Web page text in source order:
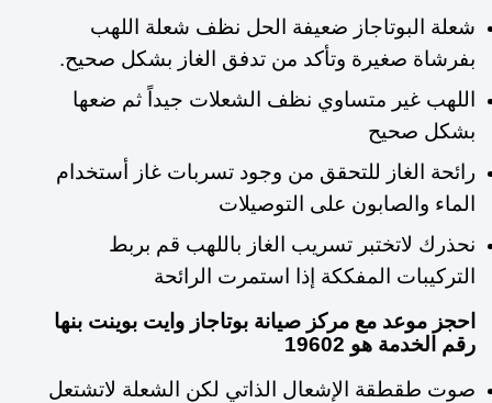
شعلة البوتاجاز ضعيفة الحل نظف شعلة اللهب
بفرشاة صغيرة وتأكد من تدفق الغاز بشكل صحيح.
اللهب غير متساوي نظف الشعلات جيداً ثم ضعها
بشكل صحيح
رائحة الغاز للتحقق من وجود تسربات غاز أستخدام
الماء والصابون على التوصيلات
نحذرك لاتختبر تسريب الغاز باللهب قم بربط
التركيبات المفككة إذا استمرت الرائحة
احجز موعد مع مركز صيانة بوتاجاز وايت بوينت بنها
رقم الخدمة هو 19602
صوت طقطقة الإشعال الذاتي لكن الشعلة لاتشتعل